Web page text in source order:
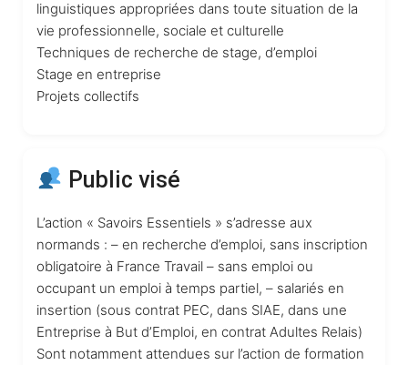
linguistiques appropriées dans toute situation de la
vie professionnelle, sociale et culturelle
Techniques de recherche de stage, d’emploi
Stage en entreprise
Projets collectifs
Public visé
L’action « Savoirs Essentiels » s’adresse aux
normands : – en recherche d’emploi, sans inscription
obligatoire à France Travail – sans emploi ou
occupant un emploi à temps partiel, – salariés en
insertion (sous contrat PEC, dans SIAE, dans une
Entreprise à But d’Emploi, en contrat Adultes Relais)
Sont notamment attendues sur l’action de formation